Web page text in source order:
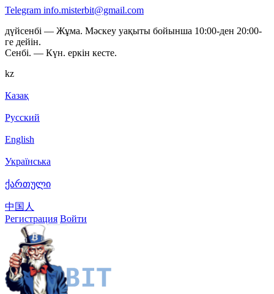
Telegram info.misterbit@gmail.com
дүйсенбі — Жұма. Мәскеу уақыты бойынша 10:00-ден 20:00-
ге дейін.
Сенбі. — Күн. еркін кесте.
kz
Казақ
Русский
English
Українська
ქართული
中国人
Регистрация Войти